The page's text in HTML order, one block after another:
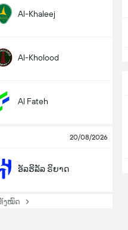
Al-Khaleej
Al-Kholood
Al Fateh
20/08/2026
ອັລຮິລັລ ຣິຍາດ
ງໝົດ